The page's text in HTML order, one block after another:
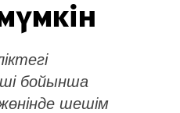
бойынша
шешім